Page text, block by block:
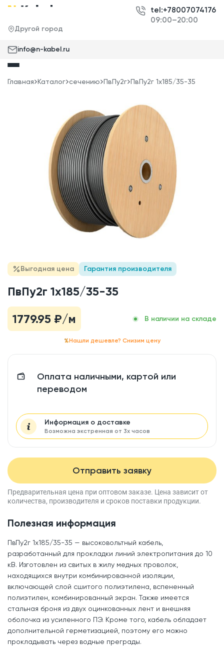
Другой город
tel:+78007074176
09:00–20:00
info@n-kabel.ru
Главная Каталог сечению ПвПу2г ПвПу2г 1x185/35-35
Выгодная цена Гарантия производителя
ПвПу2г 1x185/35-35
1779.95 ₽/м В наличии на складе
Нашли дешевле? Снизим цену
Отправить заявку
Предварительная цена при оптовом заказе. Цена зависит от
количества, производителя и сроков поставки продукции.
Оплата наличными, картой или
переводом
Информация о доставке
Возможна экстренная от 3х часов
Полезная информация
ПвПу2г 1x185/35-35 — высоковольтный кабель,
разработанный для прокладки линий электропитания до 10
кВ. Изготовлен из свитых в жилу медных проволок,
находящихся внутри комбинированной изоляции,
включающей слой сшитого полиэтилена, вспененный
полиэтилен, комбинированный экран. Также имеется
стальная броня из двух оцинкованных лент и внешняя
оболочка из усиленного ПЭ. Кроме того, кабель обладает
дополнительной герметизацией, поэтому его можно
прокладывать через водные преграды.